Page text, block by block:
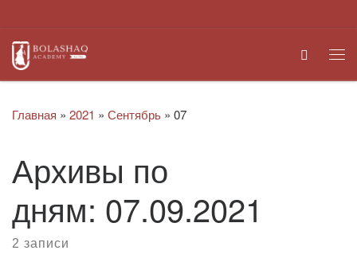
Search
Главная » 2021 » Сентябрь » 07
Архивы по
дням: 07.09.2021
2 записи